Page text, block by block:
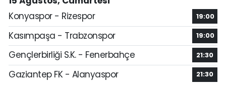
Konyaspor - Rizespor
19:00
Kasımpaşa - Trabzonspor 19:00
Gençlerbirliği S.K. - Fenerbahçe 21:30
Gaziantep FK - Alanyaspor 21:30